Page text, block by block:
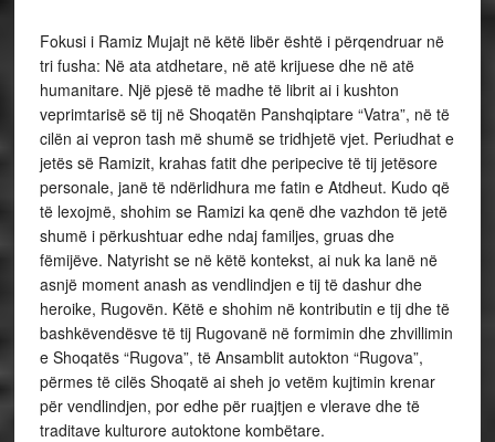
Fokusi i Ramiz Mujajt në këtë libër është i përqendruar në
tri fusha: Në ata atdhetare, në atë krijuese dhe në atë
humanitare. Një pjesë të madhe të librit ai i kushton
veprimtarisë së tij në Shoqatën Panshqiptare “Vatra”, në të
cilën ai vepron tash më shumë se tridhjetë vjet. Periudhat e
jetës së Ramizit, krahas fatit dhe peripecive të tij jetësore
personale, janë të ndërlidhura me fatin e Atdheut. Kudo që
të lexojmë, shohim se Ramizi ka qenë dhe vazhdon të jetë
shumë i përkushtuar edhe ndaj familjes, gruas dhe
fëmijëve. Natyrisht se në këtë kontekst, ai nuk ka lanë në
asnjë moment anash as vendlindjen e tij të dashur dhe
heroike, Rugovën. Këtë e shohim në kontributin e tij dhe të
bashkëvendësve të tij Rugovanë në formimin dhe zhvillimin
e Shoqatës “Rugova”, të Ansamblit autokton “Rugova”,
përmes të cilës Shoqatë ai sheh jo vetëm kujtimin krenar
për vendlindjen, por edhe për ruajtjen e vlerave dhe të
traditave kulturore autoktone kombëtare.